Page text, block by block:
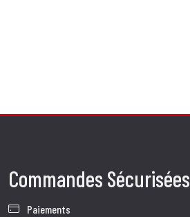
Commandes Sécurisées
Paiements